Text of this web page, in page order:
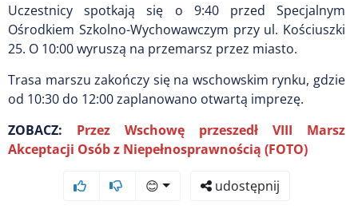
Uczestnicy spotkają się o 9:40 przed Specjalnym
Ośrodkiem Szkolno-Wychowawczym przy ul. Kościuszki
25. O 10:00 wyruszą na przemarsz przez miasto.
Trasa marszu zakończy się na wschowskim rynku, gdzie
od 10:30 do 12:00 zaplanowano otwartą imprezę.
ZOBACZ: Przez Wschowę przeszedł VIII Marsz
Akceptacji Osób z Niepełnosprawnością (FOTO)
😊 udostępnij